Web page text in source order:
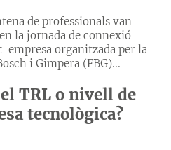
de professionals van
la jornada de connexió
empresa organitzada per la
i Gimpera (FBG)...
el TRL o nivell de
tecnològica?